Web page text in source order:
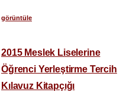
görüntüle
2015 Meslek Liselerine
Öğrenci Yerleştirme Tercih
Kılavuz Kitapçığı